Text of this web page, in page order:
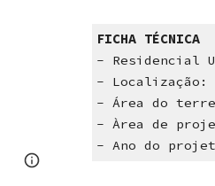
FICHA TÉCNICA
- Residencial
- Localização:
- Área do
- Àrea de
- Ano do